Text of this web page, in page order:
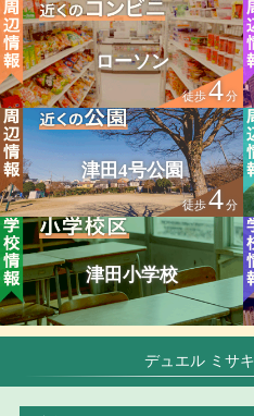
ローソン
徒歩4分
津田4号公園
徒歩4分
津田小学校
デュエル ミサ